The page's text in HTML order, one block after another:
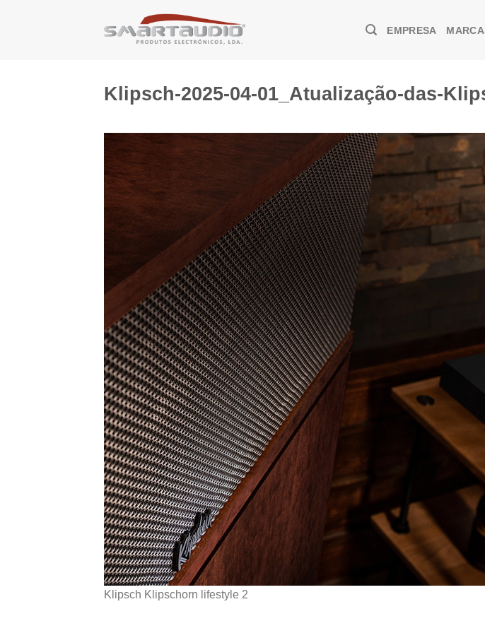
EMPRESA
Klipsch-2025-04-01_Atualização-das-
Klipsch Klipschorn lifestyle 2